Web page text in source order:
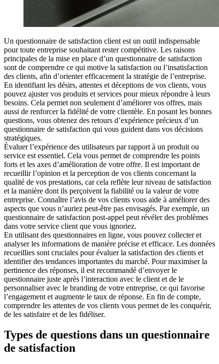
Un questionnaire de satisfaction client est un outil indispensable
pour toute entreprise souhaitant rester compétitive. Les raisons
principales de la mise en place d’un questionnaire de satisfaction
sont de comprendre ce qui motive la satisfaction ou l’insatisfaction
des clients, afin d’orienter efficacement la stratégie de l’entreprise.
En identifiant les désirs, attentes et déceptions de vos clients, vous
pouvez ajuster vos produits et services pour mieux répondre à leurs
besoins. Cela permet non seulement d’améliorer vos offres, mais
aussi de renforcer la fidélité de votre clientèle. En posant les bonnes
questions, vous obtenez des retours d’expérience précieux d’un
questionnaire de satisfaction qui vous guident dans vos décisions
stratégiques.
Évaluer l’expérience des utilisateurs par rapport à un produit ou
service est essentiel. Cela vous permet de comprendre les points
forts et les axes d’amélioration de votre offre. Il est important de
recueillir l’opinion et la perception de vos clients concernant la
qualité de vos prestations, car cela reflète leur niveau de satisfaction
et la manière dont ils perçoivent la fiabilité ou la valeur de votre
entreprise. Connaître l’avis de vos clients vous aide à améliorer des
aspects que vous n’auriez peut-être pas envisagés. Par exemple, un
questionnaire de satisfaction post-appel peut révéler des problèmes
dans votre service client que vous ignoriez.
En utilisant des questionnaires en ligne, vous pouvez collecter et
analyser les informations de manière précise et efficace. Les données
recueillies sont cruciales pour évaluer la satisfaction des clients et
identifier des tendances importantes du marché. Pour maximiser la
pertinence des réponses, il est recommandé d’envoyer le
questionnaire juste après l’interaction avec le client et de le
personnaliser avec le branding de votre entreprise, ce qui favorise
l’engagement et augmente le taux de réponse. En fin de compte,
comprendre les attentes de vos clients vous permet de les conquérir,
de les satisfaire et de les fidéliser.
Types de questions dans un questionnaire
de satisfaction